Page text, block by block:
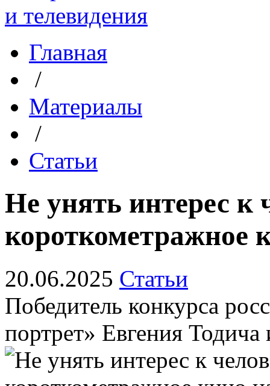
Главная
/
Материалы
/
Статьи
Не унять интерес к
короткометражное
20.06.2025 Статьи
Победитель конкурса
портрет» Евгения